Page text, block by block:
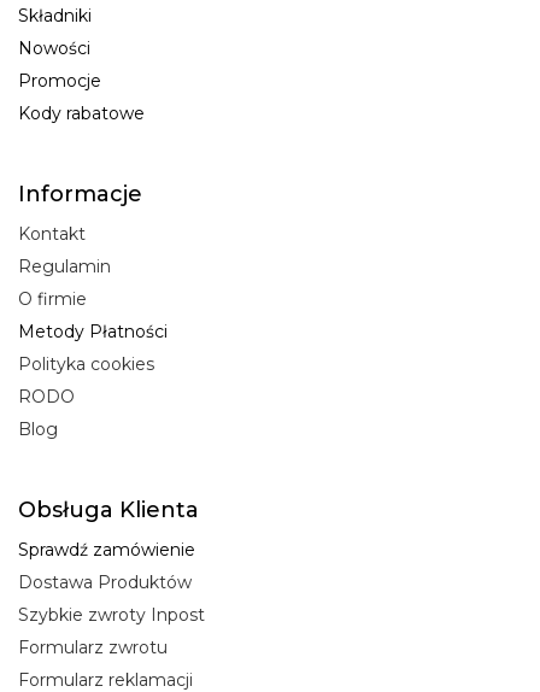
Składniki
Nowości
Promocje
Kody rabatowe
Informacje
Kontakt
Regulamin
O firmie
Metody Płatności
Polityka cookies
RODO
Blog
Obsługa Klienta
Sprawdź zamówienie
Dostawa Produktów
Szybkie zwroty Inpost
Formularz zwrotu
Formularz reklamacji